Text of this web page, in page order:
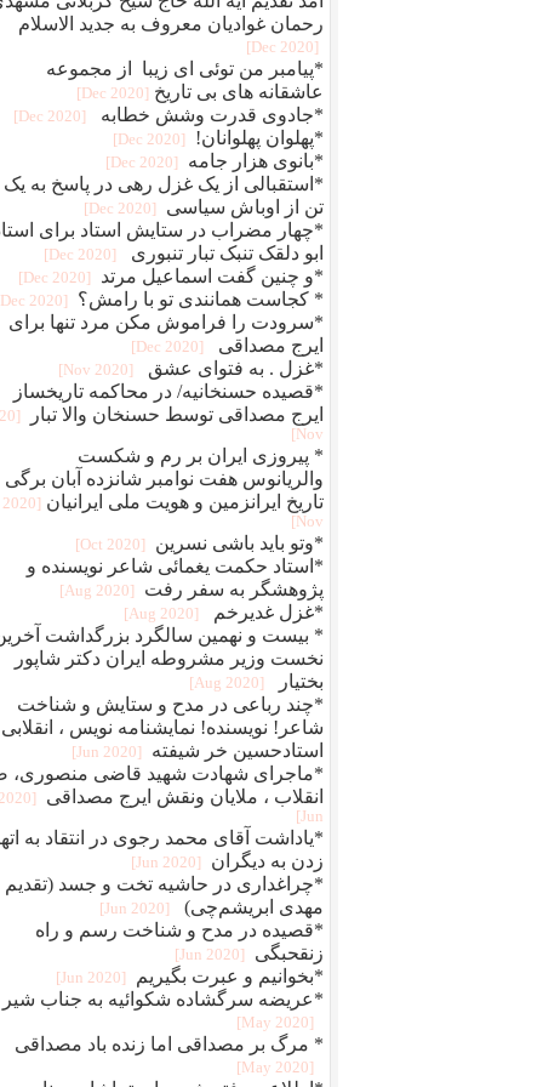
رحمان غوادیان معروف به جدید الاسلام
[2020 Dec]
*پیامبر من توئی ای زیبا از مجموعه
عاشقانه های بی تاریخ [2020 Dec]
*جادوی قدرت وشش خطابه [2020 Dec]
*پهلوان پهلوانان! [2020 Dec]
*بانوی هزار جامه [2020 Dec]
*استقبالی از یک غزل رهی در پاسخ به یک
تن از اوباش سیاسی
[2020 Dec]
*چهار مضراب در ستایش استاد برای
ابو دلقک تنبک تبار تنبوری
[2020 Dec]
*و چنین گفت اسماعیل مرتد [2020 Dec]
* کجاست همانندی تو با رامش؟ [2020 Dec]
*سرودت را فراموش مکن مرد تنها برای
ایرج مصداقی
[2020 Dec]
*غزل . به فتوای عشق [2020 Nov]
*قصیده حسنخانیه/ در محاکمه تاریخساز
ایرج مصداقی توسط حسنخان والا تبار
Nov]
* پیروزی ایران بر رم و شکست
والریانوس هفت نوامبر شانزده آبان برگی
تاریخ ایرانزمین و هویت ملی ایرانیان
[2020
Nov]
*وتو باید باشی نسرین [2020 Oct]
*استاد حکمت یغمائی شاعر نویسنده و
پژوهشگر به سفر رفت
[2020 Aug]
*غزل غدیرخم [2020 Aug]
* بیست و نهمین سالگرد بزرگداشت
نخست وزیر مشروطه ایران دکتر شاپور
بختیار
[2020 Aug]
*چند رباعی در مدح و ستایش و شناخت
شاعر! نویسنده! نمایشنامه نویس ، انقلابی
استادحسین خر شیفته
[2020 Jun]
*ماجرای شهادت شهید قاضی منصوری،
انقلاب ، ملایان ونقش ایرج مصداقی
[2020
Jun]
*یاداشت آقای محمد رجوی در انتقاد به
زدن به دیگران
[2020 Jun]
*چراغداری در حاشیه تخت و جسد (تقدیم
مهدی ابریشم‌چی)
[2020 Jun]
*قصیده در مدح و شناخت رسم و راه
زنقحبگی
[2020 Jun]
*بخوانیم و عبرت بگیریم [2020 Jun]
*عریضه سرگشاده شکوائیه به جناب شیر
[2020 May]
* مرگ بر مصداقی اما زنده باد مصداقی
[2020 May]